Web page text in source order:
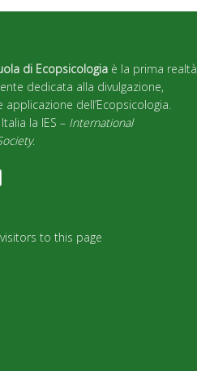
di Ecopsicologia è la prima realtà
dedicata alla divulgazione,
dell’Ecopsicologia.
la IES – International
.